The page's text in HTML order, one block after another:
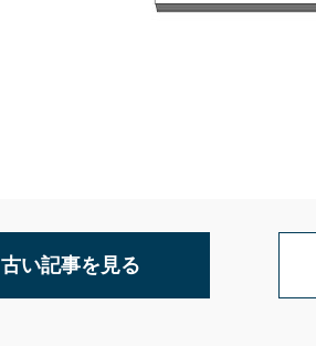
古い記事を見る